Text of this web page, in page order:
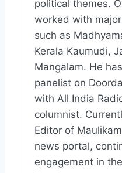
political themes.
worked with
such as
Kerala Kaumudi,
Mangalam. He
panelist on
with All India
columnist.
Editor of
news portal,
engagement in